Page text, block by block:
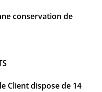
conservation de
Client dispose de 14